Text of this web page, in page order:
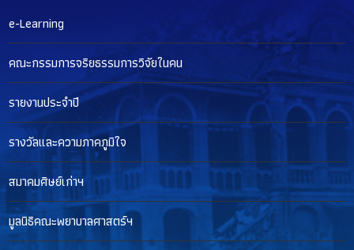
e-Learning
คณะกรรมการจริยธรรมการวิจัยในคน
รายงานประจำปี
รางวัลและความภาคภูมิใจ
สมาคมศิษย์เก่าฯ
มูลนิธิคณะพยาบาลศาสตร์ฯ